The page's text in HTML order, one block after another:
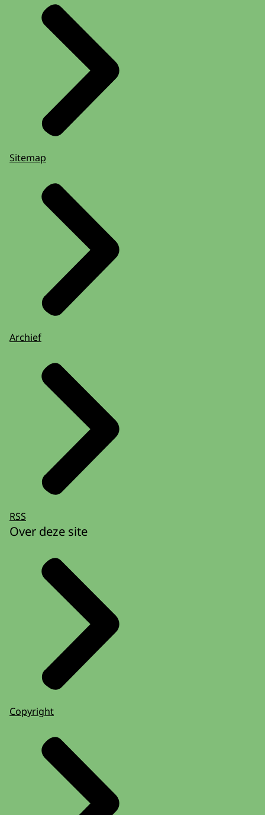
Sitemap
Archief
RSS
Over deze site
Copyright